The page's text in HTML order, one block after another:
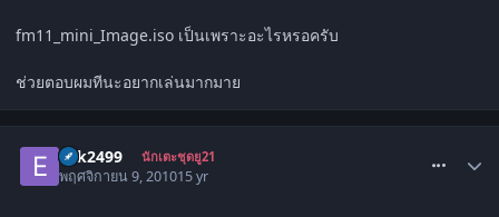
fm11_mini_Image.iso เป็นเพราะอะไรหรอครับ
ช่วยตอบผมทีนะอยากเล่นมากมาย
eak2499 นักเตะชุดยู21
พฤศจิกายน 9, 201015 yr